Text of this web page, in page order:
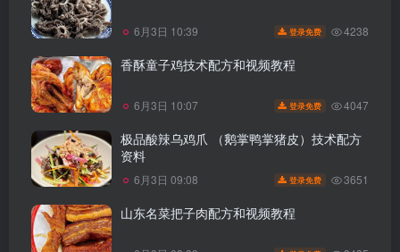
6月3日 10:39 登录免费 4238
香酥童子鸡技术配方和视频教程
6月3日 10:07 登录免费 4047
极品酸辣乌鸡爪 （鹅掌鸭掌猪皮）技术配方
资料
6月3日 09:08 登录免费 3651
山东名菜把子肉配方和视频教程